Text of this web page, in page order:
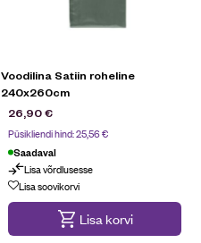
Voodilina Satiin roheline
240x260cm
26,90€
Püsikliendi hind:25,56€
Saadaval
Lisa võrdlusesse
Lisa soovikorvi
Lisa korvi